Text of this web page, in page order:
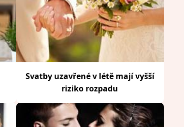
Svatby uzavřené v létě mají vyšší
riziko rozpadu